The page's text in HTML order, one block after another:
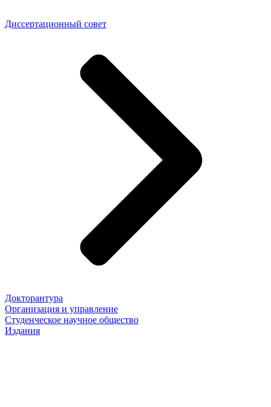
Диссертационный совет
Докторантура
Организация и управление
Студенческое научное общество
Издания